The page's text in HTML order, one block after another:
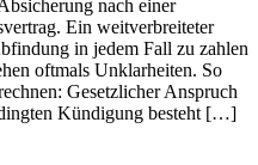
nach einer
Ein weitverbreiteter
in jedem Fall zu zahlen
oftmals Unklarheiten. So
Gesetzlicher Anspruch
Kündigung besteht […]